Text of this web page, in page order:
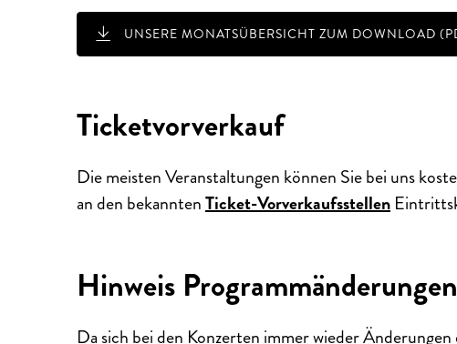
AUSSERGEWÖHNLICHE
UNSERE MONATSÜBERSICHT ZUM DOWNLOAD
Ticketvorverkauf
Die meisten Veranstaltungen können Sie bei uns
an den bekanntenTicket-Vorverkaufsstellen
Hinweis Programmänderungen
Da sich bei den Konzerten immer wieder